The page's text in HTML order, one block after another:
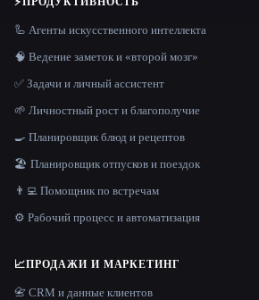
🦾 Агенты искусственного интеллекта
🧠 Ведение заметок и «второй мозг»
✅ Задачи и личный ассистент
🌱 Личностный рост и благополучие
🍳 Планировщик блюд и рецептов
🏖 Планировщик отпусков и поездок
👨‍💻 Помощник по встречам
⚙️ Рабочий процесс и автоматизация
📈ПРОДАЖИ И МАРКЕТИНГ
📇 CRM и данные клиентов